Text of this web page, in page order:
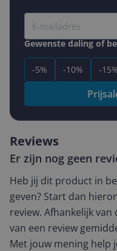
Gewenste daling of
-5% -10% -
Reviews
Er zijn nog geen
Heb jij dit product in
geven? Start dan
review. Afhankelijk
van een review
Met jouw mening help